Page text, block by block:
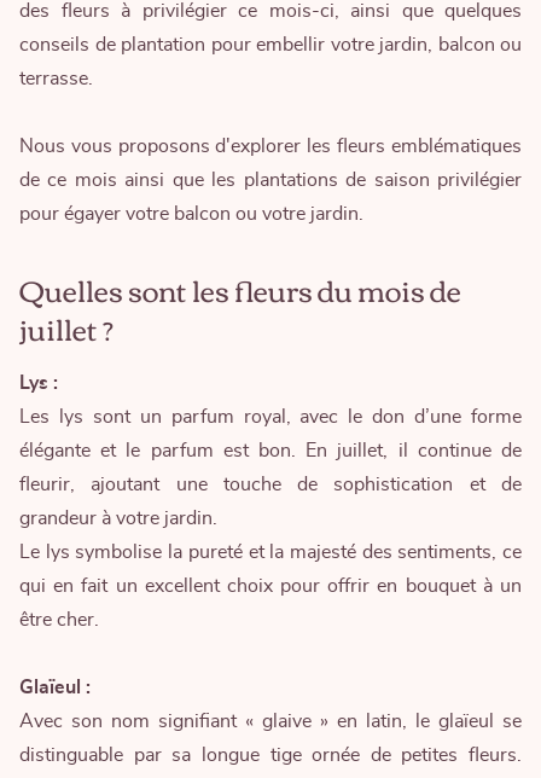
des fleurs à privilégier ce mois-ci, ainsi que quelques
conseils de plantation pour embellir votre jardin, balcon ou
terrasse.
Nous vous proposons d'explorer les fleurs emblématiques
de ce mois ainsi que les plantations de saison privilégier
pour égayer votre balcon ou votre jardin.
Quelles sont les fleurs du mois de
juillet ?
Lys :
Les lys sont un parfum royal, avec le don d’une forme
élégante et le parfum est bon. En juillet, il continue de
fleurir, ajoutant une touche de sophistication et de
grandeur à votre jardin.
Le lys symbolise la pureté et la majesté des sentiments, ce
qui en fait un excellent choix pour offrir en bouquet à un
être cher.
Glaïeul :
Avec son nom signifiant « glaive » en latin, le glaïeul se
distinguable par sa longue tige ornée de petites fleurs.